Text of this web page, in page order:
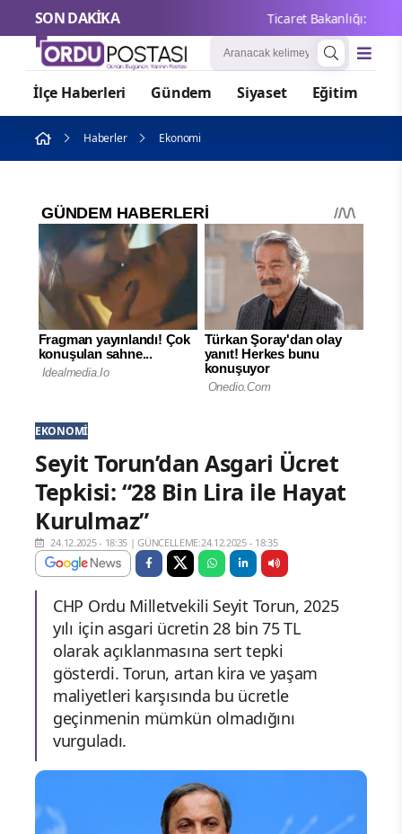
SON DAKİKA Ticaret Bakanlığı:
İlçe Haberleri Gündem Siyaset Eğitim
Haberler Ekonomi
EKONOMI
Seyit Torun’dan Asgari Ücret
Tepkisi: “28 Bin Lira ile Hayat
Kurulmaz”
24.12.2025 - 18:35 |GÜNCELLEME:24.12.2025 - 18:35
CHP Ordu Milletvekili Seyit Torun, 2025
yılı için asgari ücretin 28 bin 75 TL
olarak açıklanmasına sert tepki
gösterdi. Torun, artan kira ve yaşam
maliyetleri karşısında bu ücretle
geçinmenin mümkün olmadığını
vurguladı.